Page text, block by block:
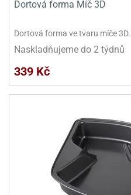
Dortová forma Míč 3D
Dortová forma ve tvaru míče 3D.
Naskladňujeme do 2 týdnů
339 Kč